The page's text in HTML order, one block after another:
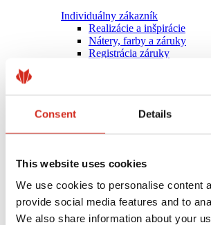
Consent Details
This website uses cookies
We use cookies to personalise content
provide social media features and to
We also share information about your
Individuálny zákazník
Realizácie a inšpirácie
Nátery, farby a záruky
Registrácia záruky